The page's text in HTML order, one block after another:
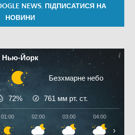
NEWS. ПІДПИСАТИСЯ НА
НОВИНИ
Нью-Йорк
Безхмарне небо
72% 761 мм рт. ст.
01:00 02:00 03:00 04:00
›